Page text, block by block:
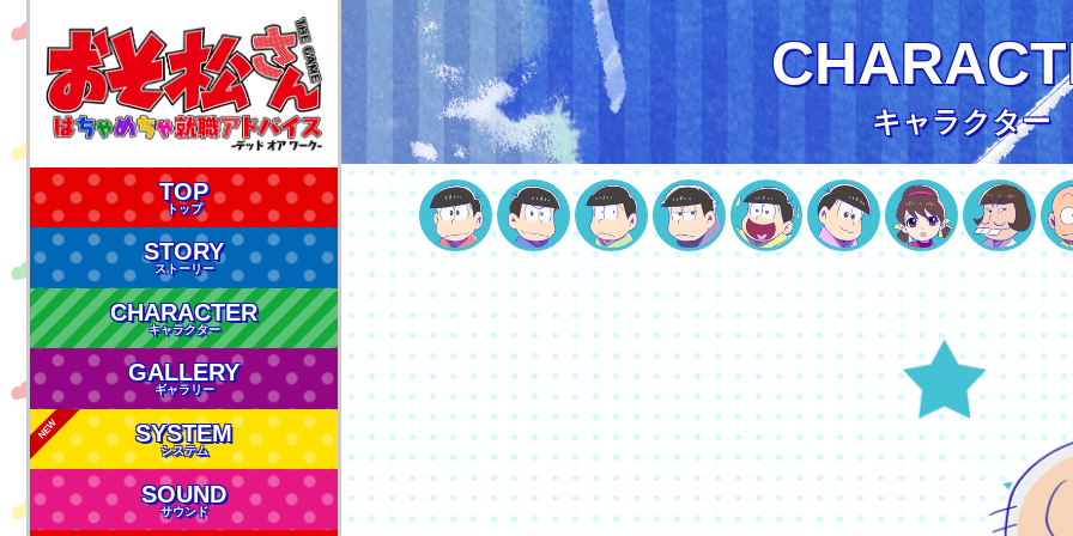
TOP
トップ
STORY
ストーリー
CHARACTER
キャラクター
GALLERY
ギャラリー
SYSTEM
システム
NEW
SOUND
サウンド
キャラクター